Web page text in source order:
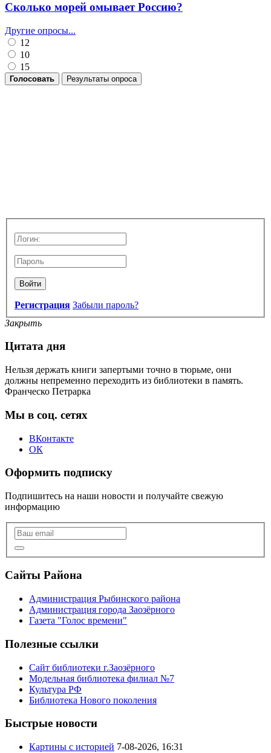
Сколько морей омывает Россию?
Другие опросы...
12
10
15
Голосовать Результаты опроса
Войти
Регистрация Забыли пароль?
Закрыть
Цитата дня
Нельзя держать книги запертыми точно в тюрьме, они
должны непременно переходить из библиотеки в память.
Франческо Петрарка
Мы в соц. сетях
ВКонтакте
ОК
Оформить подписку
Подпишитесь на наши новости и получайте свежую
информацию
Сайты Района
Администрация Рыбинского района
Администрация города Заозёрного
Газета "Голос времени"
Полезные ссылки
Сайт библиотеки г.Заозёрного
Модельная библиотека филиал №7
Культура РФ
Библиотека Нового поколения
Быстрые новости
Картины с историей 7-08-2026, 16:31